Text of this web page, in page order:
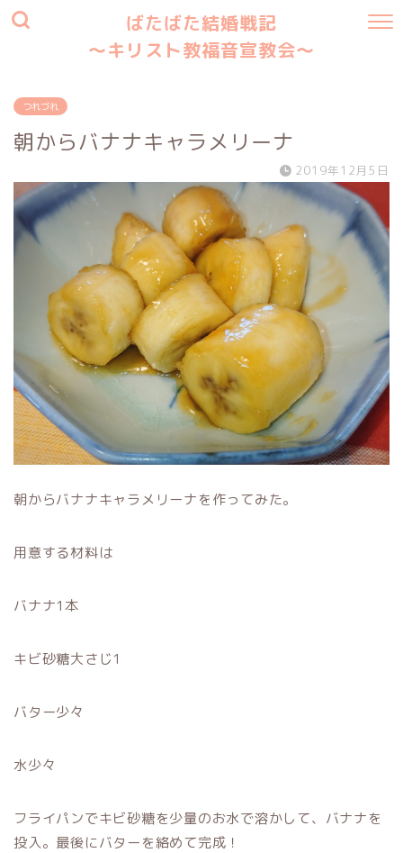
ばたばた結婚戦記
〜キリスト教福音宣教会〜
つれづれ
朝からバナナキャラメリーナ
2019年12月5日
朝からバナナキャラメリーナを作ってみた。
用意する材料は
バナナ1本
キビ砂糖大さじ1
バター少々
水少々
フライパンでキビ砂糖を少量のお水で溶かして、バナナを
投入。最後にバターを絡めて完成！